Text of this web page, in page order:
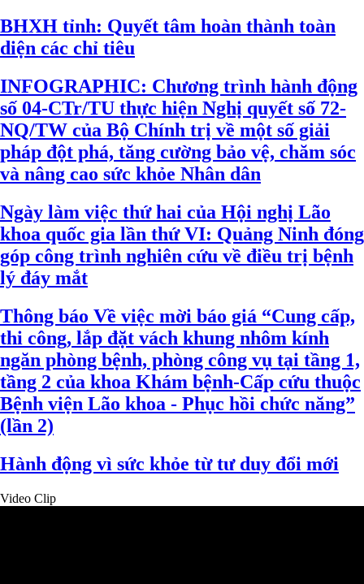
BHXH tỉnh: Quyết tâm hoàn thành toàn
diện các chỉ tiêu
INFOGRAPHIC: Chương trình hành động
số 04-CTr/TU thực hiện Nghị quyết số 72-
NQ/TW của Bộ Chính trị về một số giải
pháp đột phá, tăng cường bảo vệ, chăm sóc
và nâng cao sức khỏe Nhân dân
Ngày làm việc thứ hai của Hội nghị Lão
khoa quốc gia lần thứ VI: Quảng Ninh đóng
góp công trình nghiên cứu về điều trị bệnh
lý đáy mắt
Thông báo Về việc mời báo giá “Cung cấp,
thi công, lắp đặt vách khung nhôm kính
ngăn phòng bệnh, phòng công vụ tại tầng 1,
tầng 2 của khoa Khám bệnh-Cấp cứu thuộc
Bệnh viện Lão khoa - Phục hồi chức năng”
(lần 2)
Hành động vì sức khỏe từ tư duy đổi mới
Video Clip